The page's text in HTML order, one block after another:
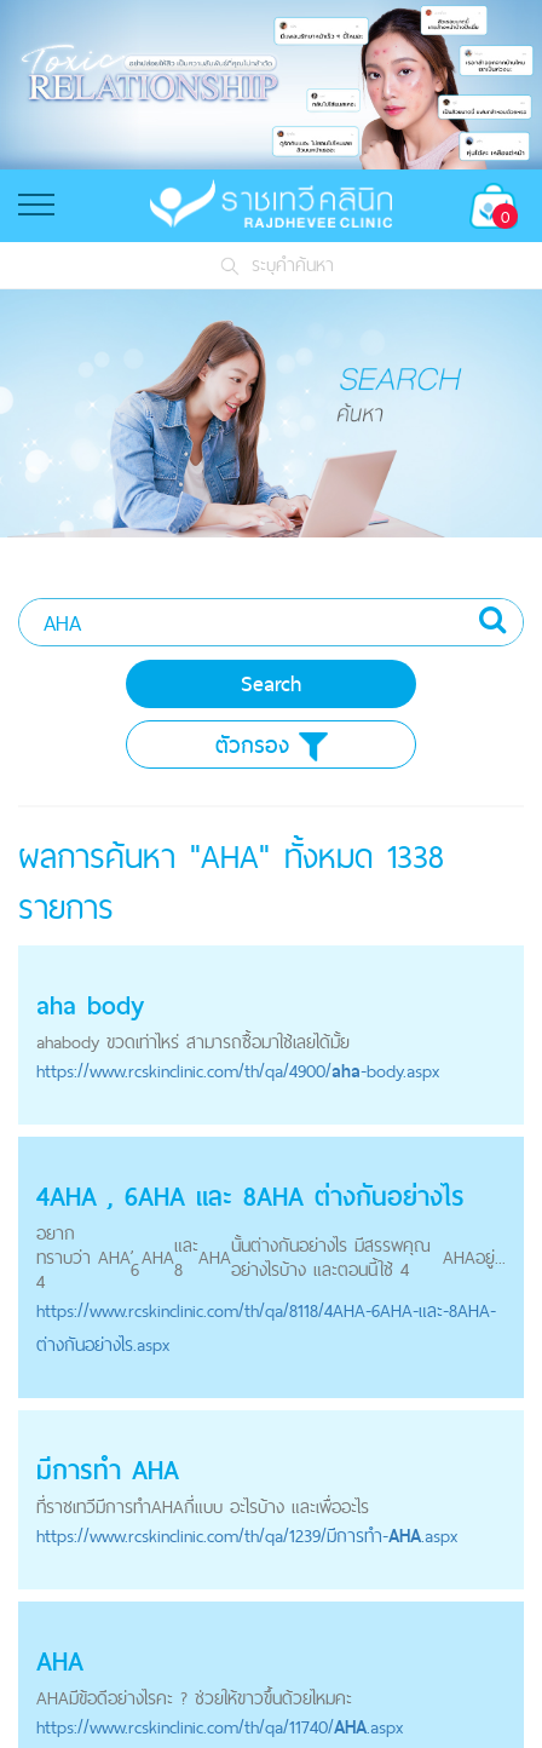
0
ระบุคำค้นหา
ตัวกรอง
ผลการค้นหา "AHA" ทั้งหมด 1338
รายการ
aha body
ahabody ขวดเท่าไหร่ สามารถซื้อมาใช้เลยได้มั้ย
https://www.rcskinclinic.com/th/qa/4900/aha-body.aspx
4AHA , 6AHA และ 8AHA ต่างกันอย่างไร
อยาก
ทราบว่า
4
AHA,
6AHAและ
8 AHAนั้นต่างกันอย่างไร มีสรรพคุณ
อย่างไรบ้าง และตอนนี้ใช้ 4
AHAอยู่...
https://www.rcskinclinic.com/th/qa/8118/4AHA-6AHA-และ-8AHA-
ต่างกันอย่างไร.aspx
มีการทำ AHA
ที่ราชเทวีมีการทำAHAกี่แบบ อะไรบ้าง และเพื่ออะไร
https://www.rcskinclinic.com/th/qa/1239/มีการทำ-AHA.aspx
AHA
AHAมีข้อดีอย่างไรคะ ? ช่วยให้ขาวขึ้นด้วยไหมคะ
https://www.rcskinclinic.com/th/qa/11740/AHA.aspx